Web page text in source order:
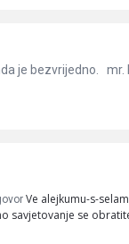
je bezvrijedno. mr.
Ve alejkumu-s-
savjetovanje se